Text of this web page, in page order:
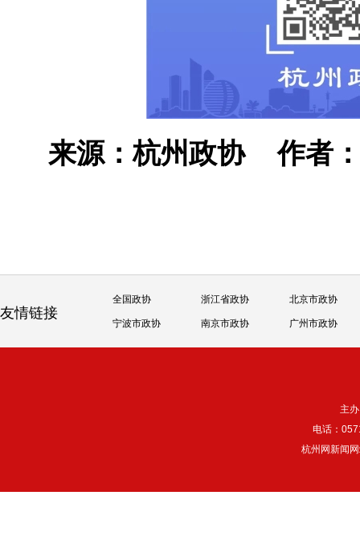
来源：杭州政协作者
友情链接
全国政协 浙江省政协 北京市政协
宁波市政协 南京市政协 广州市政协
主
电话：
杭州网新闻